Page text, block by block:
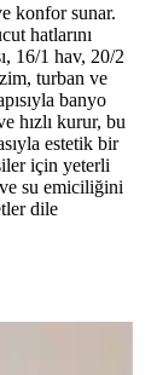
konfor sunar.
hatlarını
16/1 hav, 20/2
turban ve
banyo
hızlı kurur, bu
estetik bir
için yeterli
ve su emiciliğini
dile